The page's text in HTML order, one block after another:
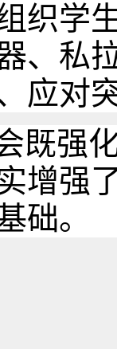
织学
、私
应对
既强
增强
础。